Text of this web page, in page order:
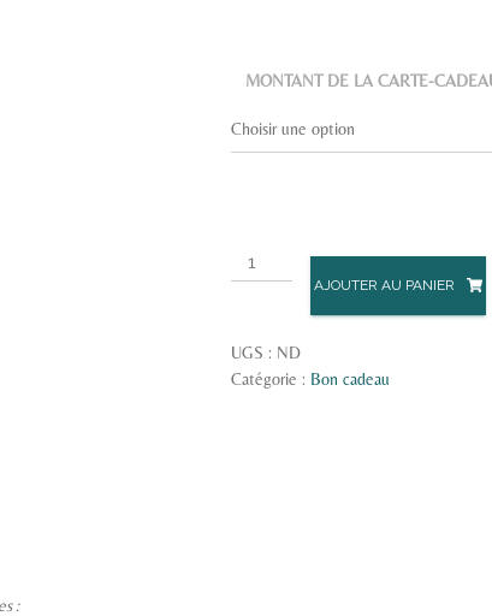
MONTANT DE LA CARTE-
AJOUTER AU PANIER
UGS : ND
Catégorie : Bon cadeau
: